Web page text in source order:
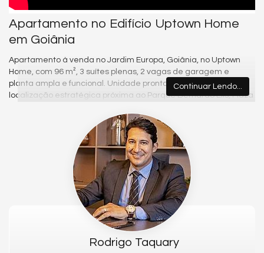
Apartamento no Edifício Uptown Home
em Goiânia
Apartamento à venda no Jardim Europa, Goiânia, no Uptown
Home, com 96 m², 3 suítes plenas, 2 vagas de garagem e
planta ampla e funcional. Unidade pronta para morar, em
localização estratégica próxima ao Parque Bernardo Élis, Plaza
Planta moderna com integração entre living, sala de jantar e
cozinha, proporcionando amplitude, excelente iluminação
natural e conforto para toda a família. Ambientes bem
distribuídos e suítes espaçosas.
Diferenciais do imóvel
96 m² | 3 suítes plenas | Sala integrada | Excelente iluminação
natural | Planta ampla | Pronto para morar | 2 vagas
Lazer e infraestrutura
Continuar Lendo...
Rodrigo Taquary